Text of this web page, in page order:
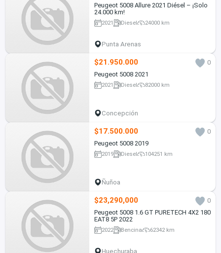
Peugeot 5008 Allure 2021 Diésel – ¡Solo
24.000 km!
2021 Diesel 24000 km
Punta Arenas
$21.950.000
0
Peugeot 5008 2021
2021 Diesel 82000 km
Concepción
$17.500.000
0
Peugeot 5008 2019
2019 Diesel 104251 km
Ñuñoa
$23,290,000
0
Peugeot 5008 1.6 GT PURETECH 4X2 180
EAT8 5P 2022
2022 Bencina 62342 km
Huechuraba